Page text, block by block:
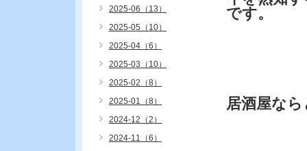
です。
居酒屋な
2025-06（13）
2025-05（10）
2025-04（6）
2025-03（10）
2025-02（8）
2025-01（8）
2024-12（2）
2024-11（6）